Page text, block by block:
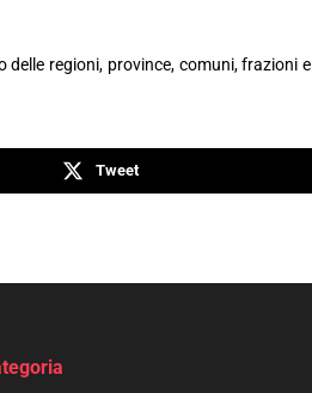
delle regioni, province, comuni, frazioni e
Tweet